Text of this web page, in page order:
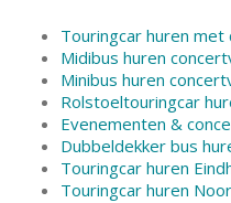
Touringcar huren met
Midibus huren
Minibus huren
Rolstoeltouringcar
Evenementen &
Dubbeldekker bus
Touringcar huren
Touringcar huren